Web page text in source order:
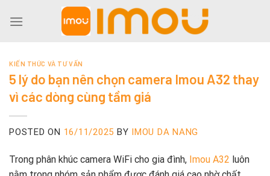
KIẾN THỨC VÀ TƯ VẤN
5 lý do bạn nên chọn camera Imou A32 thay
vì các dòng cùng tầm giá
POSTED ON 16/11/2025 BY IMOU DA NANG
Trong phân khúc camera WiFi cho gia đình, Imou A32 luôn